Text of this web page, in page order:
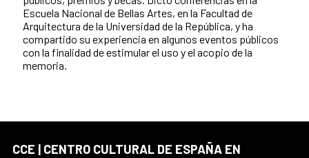
Escuela Nacional de Bellas Artes, en la Facultad de
Arquitectura de la Universidad de la República, y ha
compartido su experiencia en algunos eventos públicos
con la finalidad de estimular el uso y el acopio de la
memoria.
CCE | CENTRO CULTURAL DE ESPAÑA EN